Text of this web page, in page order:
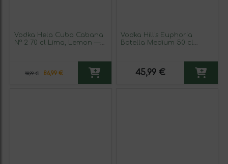
Vodka Hela Cuba Cabana
Nº 2 70 cl Lima, Lemon —
98,99 € 86,99 €
Vodka Hill's Euphoria
Botella Medium 50 cl
45,99 €